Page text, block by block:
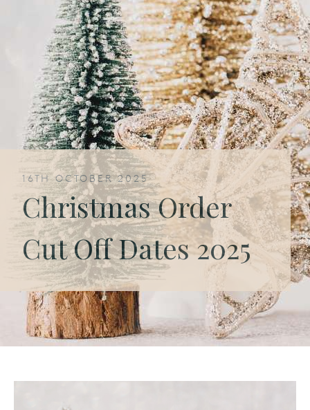
dansk(DA)
English(EN)
16TH OCTOBER 2025
Christmas Order
Cut Off Dates 2025